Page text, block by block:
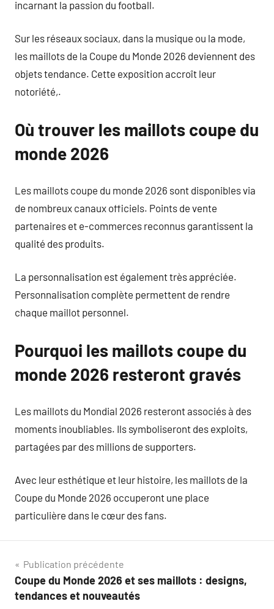
incarnant la passion du football.
Sur les réseaux sociaux, dans la musique ou la mode,
les maillots de la Coupe du Monde 2026 deviennent des
objets tendance. Cette exposition accroît leur
notoriété,.
Où trouver les maillots coupe du
monde 2026
Les maillots coupe du monde 2026 sont disponibles via
de nombreux canaux officiels. Points de vente
partenaires et e-commerces reconnus garantissent la
qualité des produits.
La personnalisation est également très appréciée.
Personnalisation complète permettent de rendre
chaque maillot personnel.
Pourquoi les maillots coupe du
monde 2026 resteront gravés
Les maillots du Mondial 2026 resteront associés à des
moments inoubliables. Ils symboliseront des exploits,
partagées par des millions de supporters.
Avec leur esthétique et leur histoire, les maillots de la
Coupe du Monde 2026 occuperont une place
particulière dans le cœur des fans.
Navigation
de
Publication précédente
Coupe du Monde 2026 et ses maillots : designs,
tendances et nouveautés